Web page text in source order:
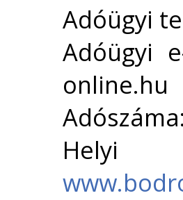
Adóügyi
Adóügyi
online.hu